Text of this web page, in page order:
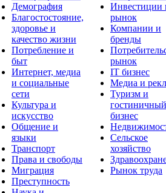
Демография
Благостостояние,
здоровье и
качество жизни
Потребление и
быт
Интернет, медиа
и социальные
сети
Культура и
искусство
Общение и
языки
Транспорт
Права и свободы
Миграция
Преступность
Инвестиции
рынок
Компании и
бренды
рынок
IT бизнес
Медиа и
Туризм и
гостиничный
бизнес
Сельское
хозяйство
Рынок труда